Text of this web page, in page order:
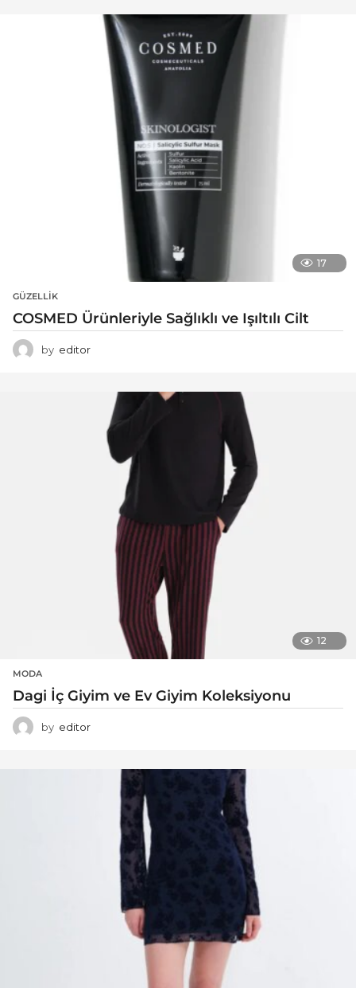
17
GÜZELLIK
COSMED Ürünleriyle Sağlıklı ve Işıltılı Cilt
by editor
12
MODA
Dagi İç Giyim ve Ev Giyim Koleksiyonu
by editor